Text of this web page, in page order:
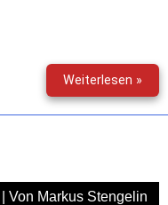
Weiterlesen »Die
der
| Von Markus Stengelin